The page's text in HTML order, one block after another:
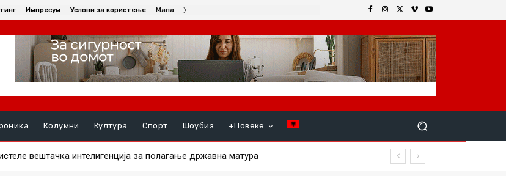
Импресум Услови за користење Мапа
Колумни Култура Спорт Шоубиз +Повеќе
вештачка интелигенција за полагање државна матура
пари на избирачките одбори за ланските избори